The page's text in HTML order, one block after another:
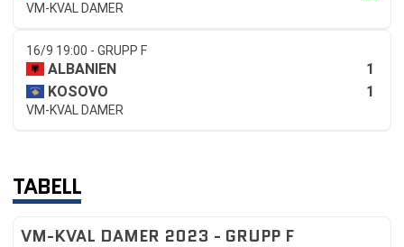
VM-KVAL DAMER
16/9 19:00 - GRUPP F
ALBANIEN
1
KOSOVO
1
VM-KVAL DAMER
TABELL
VM-KVAL DAMER 2023 - GRUPP F